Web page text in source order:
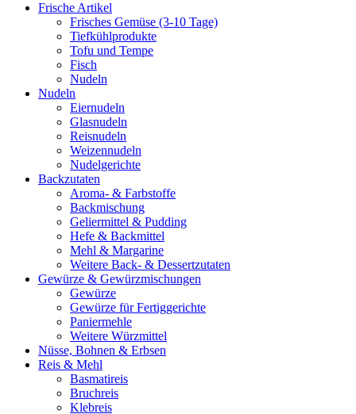
Frische Artikel
Frisches Gemüse (3-10 Tage)
Tiefkühlprodukte
Tofu und Tempe
Fisch
Nudeln
Nudeln
Eiernudeln
Glasnudeln
Reisnudeln
Weizennudeln
Nudelgerichte
Backzutaten
Aroma- & Farbstoffe
Backmischung
Geliermittel & Pudding
Hefe & Backmittel
Mehl & Margarine
Weitere Back- & Dessertzutaten
Gewürze & Gewürzmischungen
Gewürze
Gewürze für Fertiggerichte
Paniermehle
Weitere Würzmittel
Nüsse, Bohnen & Erbsen
Reis & Mehl
Basmatireis
Bruchreis
Klebreis